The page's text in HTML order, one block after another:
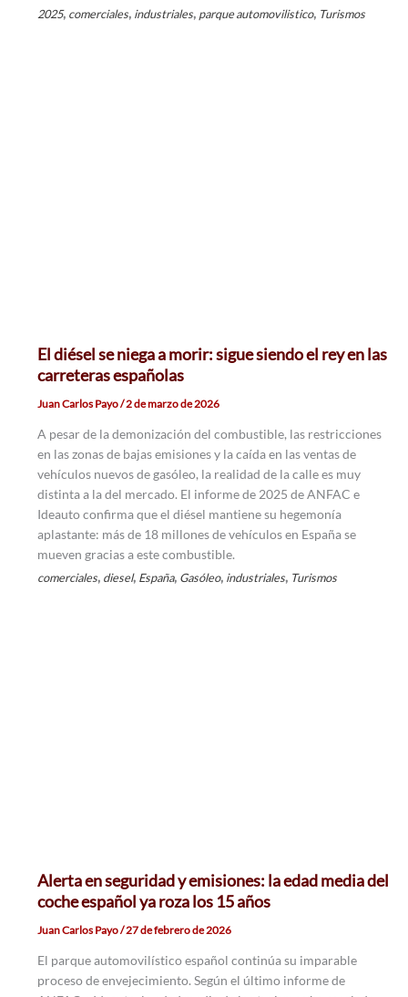
2025, comerciales, industriales, parque automovilistico, Turismos
El diésel se niega a morir: sigue siendo el rey en las
carreteras españolas
Juan Carlos Payo/2 de marzo de 2026
A pesar de la demonización del combustible, las restricciones
en las zonas de bajas emisiones y la caída en las ventas de
vehículos nuevos de gasóleo, la realidad de la calle es muy
distinta a la del mercado. El informe de 2025 de ANFAC e
Ideauto confirma que el diésel mantiene su hegemonía
aplastante: más de 18 millones de vehículos en España se
mueven gracias a este combustible.
comerciales, diesel, España, Gasóleo, industriales, Turismos
Alerta en seguridad y emisiones: la edad media del
coche español ya roza los 15 años
Juan Carlos Payo/27 de febrero de 2026
El parque automovilístico español continúa su imparable
proceso de envejecimiento. Según el último informe de